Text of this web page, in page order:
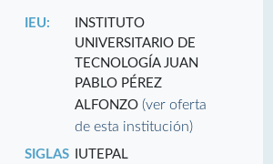
IEU:
INSTITUTO
UNIVERSITARIO DE
TECNOLOGÍA JUAN
PABLO PÉREZ
ALFONZO(ver oferta
de esta institución)
SIGLAS
IUTEPAL